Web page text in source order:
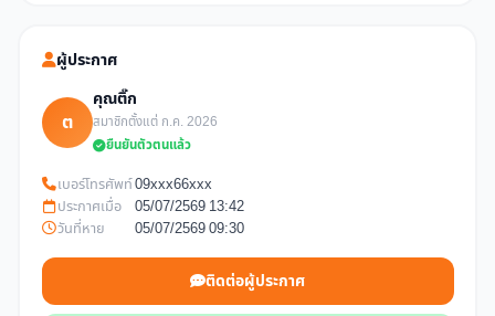
ผู้ประกาศ
ต
คุณติ๊ก
สมาชิกตั้งแต่ ก.ค. 2026
ยืนยันตัวตนแล้ว
เบอร์โทรศัพท์09xxx66xxx
ประกาศเมื่อ
05/07/2569 13:42
วันที่หาย
05/07/2569 09:30
ติดต่อผู้ประกาศ